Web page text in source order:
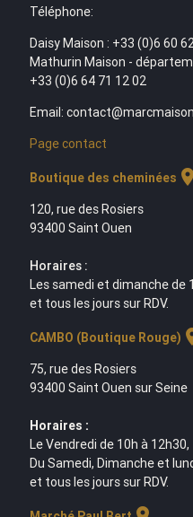
Téléphone:
Daisy Maison : +33 (0)6 60
Mathurin Maison -
+33 (0)6 64 71 12 02
Email:
Page contact
Boutique des cheminées location_on
120, rue des Rosiers
93400 Saint Ouen
Horaires :
Les samedi et dimanche de
et tous les jours sur RDV.
CAMBO (Boutique Rouge)
75, rue des Rosiers
93400 Saint Ouen sur Seine
Horaires :
Le Vendredi de 10h à 12h30,
Du Samedi, Dimanche et
et tous les jours sur RDV.